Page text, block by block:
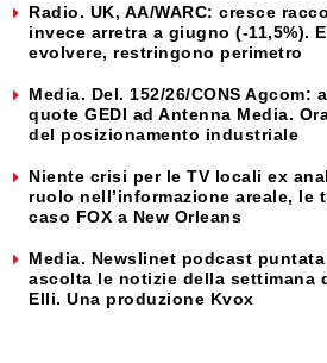
Radio. UK, AA/WARC: cresce
invece arretra a giugno (-11,5%).
evolvere, restringono perimetro
Media. Del. 152/26/CONS Agcom:
quote GEDI ad Antenna Media.
del posizionamento industriale
Niente crisi per le TV locali ex
ruolo nell’informazione areale, le
caso FOX a New Orleans
Media. Newslinet podcast puntata
ascolta le notizie della settimana
Elli. Una produzione Kvox